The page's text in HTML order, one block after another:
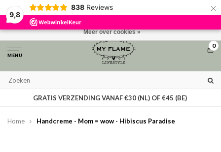
9,8
838 Reviews ×
MENU
0
GRATIS VERZENDING VANAF €30 (NL) OF €45 (BE)
Home Handcreme - Mom = wow - Hibiscus Paradise
Door het gebruiken van onze website, ga je akkoord met het gebruik van
cookies om onze website te verbeteren.
Meer over cookies »